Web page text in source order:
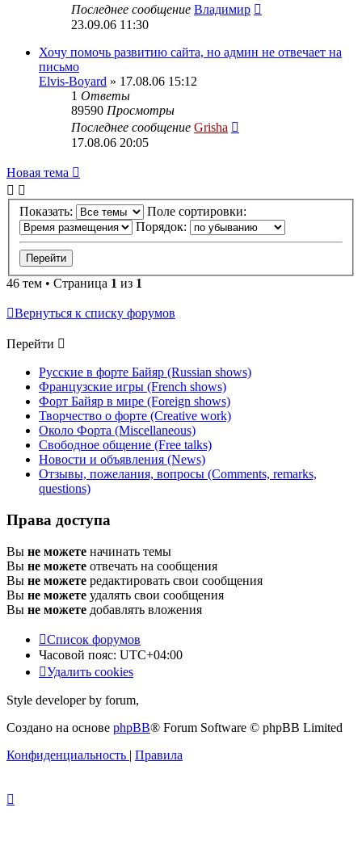
Последнее сообщение Владимир
23.09.06 11:30
Хочу помочь развитию сайта, но админ не отвечает на
письмо
Elvis-Boyard » 17.08.06 15:12
1 Ответы
89590 Просмотры
Последнее сообщение Grisha
17.08.06 20:05
Новая тема
Показать:
Поле сортировки:
Порядок:
46 тем • Страница 1 из 1
Вернуться к списку форумов
Перейти
Русские в форте Байяр (Russian shows)
Французские игры (French shows)
Форт Байяр в мире (Foreign shows)
Творчество о форте (Creative work)
Около Форта (Miscellaneous)
Свободное общение (Free talks)
Новости и объявления (News)
Отзывы, пожелания, вопросы (Comments, remarks,
questions)
Права доступа
Вы не можете начинать темы
Вы не можете отвечать на сообщения
Вы не можете редактировать свои сообщения
Вы не можете удалять свои сообщения
Вы не можете добавлять вложения
Список форумов
Часовой пояс: UTC+04:00
Удалить cookies
Style developer by forum,
Создано на основе phpBB® Forum Software © phpBB Limited
Конфиденциальность | Правила